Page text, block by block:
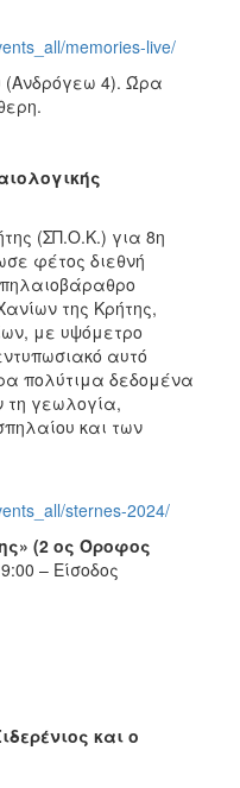
memories-live/
(Ανδρόγεω 4). Ώρα
(ΣΠ.Ο.Κ.) για 8η
φέτος διεθνή
της Κρήτης,
με υψόμετρο
αυτό
πολύτιμα δεδομένα
τη γεωλογία,
και των
sternes-2024/
(2 ος Όροφος
– Είσοδος
και ο